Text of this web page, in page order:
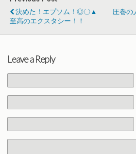
決めた！エプソム！◎〇▲
至高のエクスタシー！！
圧巻の
Leave a Reply